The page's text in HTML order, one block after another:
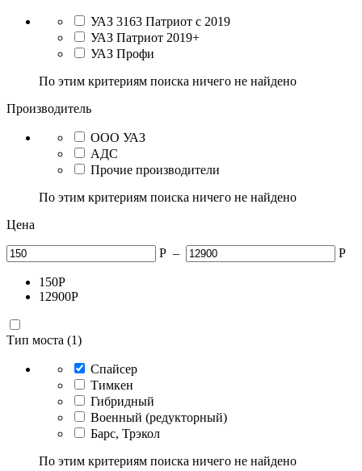
УАЗ 3163 Патриот с 2019
УАЗ Патриот 2019+
УАЗ Профи
По этим критериям поиска ничего не найдено
Производитель
ООО УАЗ
АДС
Прочие производители
По этим критериям поиска ничего не найдено
Цена
Р – Р
150Р
12900Р
Тип моста (1)
Спайсер
Тимкен
Гибридный
Военный (редукторный)
Барс, Трэкол
По этим критериям поиска ничего не найдено